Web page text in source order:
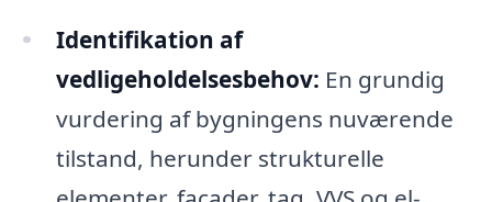
Identifikation af
vedligeholdelsesbehov: En grundig
vurdering af bygningens nuværende
tilstand, herunder strukturelle